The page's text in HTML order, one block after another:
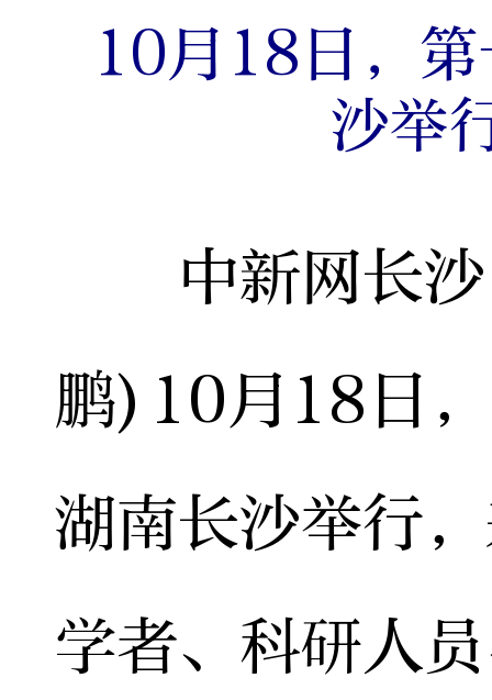
10月18日，
沙举
中新网长沙
鹏)10月18日
湖南长沙举行
学者、科研人